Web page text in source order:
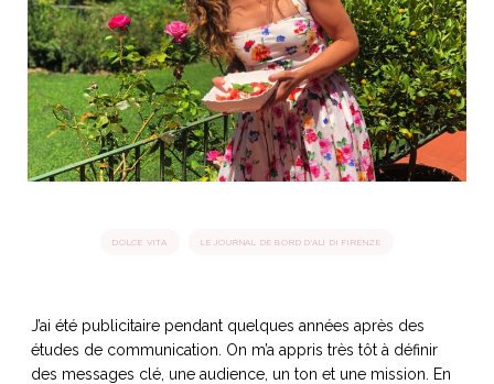
ITALIEN
SUBLIME ! LE DÉCOR ITALIEN
LIRE
AND I WEBSERIE
DOLCE VITA LE JOURNAL DE BORD D'ALI DI FIRENZE
J’ai été publicitaire pendant quelques années après des
études de communication. On m’a appris très tôt à définir
des messages clé, une audience, un ton et une mission. En